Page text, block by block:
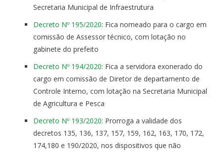
Secretaria Municipal de Infraestrutura
Decreto Nº 195/2020: Fica nomeado para o cargo em
comissão de Assessor técnico, com lotação no
gabinete do prefeito
Decreto Nº 194/2020: Fica a servidora exonerado do
cargo em comissão de Diretor de departamento de
Controle Interno, com lotação na Secretaria Municipal
de Agricultura e Pesca
Decreto Nº 193/2020: Prorroga a validade dos
decretos 135, 136, 137, 157, 159, 162, 163, 170, 172,
174,180 e 190/2020, nos dispositivos que não